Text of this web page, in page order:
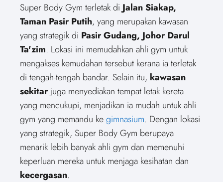
Super Body Gym terletak di Jalan Siakap,
Taman Pasir Putih, yang merupakan kawasan
yang strategik di Pasir Gudang, Johor Darul
Ta'zim. Lokasi ini memudahkan ahli gym untuk
mengakses kemudahan tersebut kerana ia terletak
di tengah-tengah bandar. Selain itu, kawasan
sekitarjuga menyediakan tempat letak kereta
yang mencukupi, menjadikan ia mudah untuk ahli
gym yang memandu kegimnasium. Dengan lokasi
yang strategik, Super Body Gym berupaya
menarik lebih banyak ahli gym dan memenuhi
keperluan mereka untuk menjaga kesihatan dan
kecergasan.